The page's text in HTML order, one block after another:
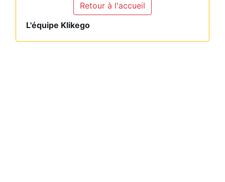
Retour à l'accueil
L'équipe Klikego